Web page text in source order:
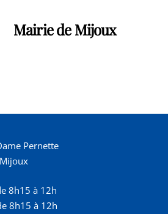
Mairie de Mijoux
Pernette
8h15 à 12h
8h15 à 12h